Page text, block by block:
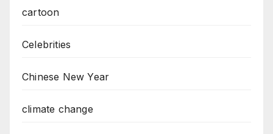
cartoon
Celebrities
Chinese New Year
climate change